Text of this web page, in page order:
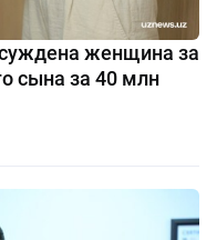
женщина за
сына за 40 млн